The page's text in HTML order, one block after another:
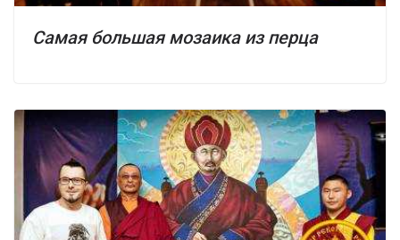
Самая большая мозаика из перца